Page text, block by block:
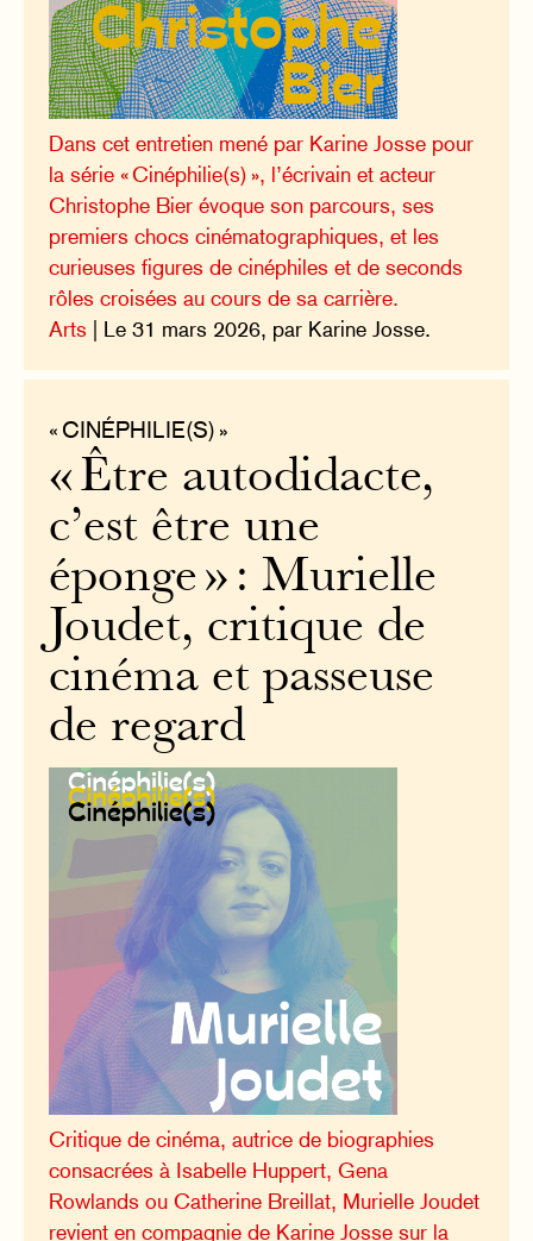
Dans cet entretien mené par Karine Josse pour
la série « Cinéphilie(s) », l’écrivain et acteur
Christophe Bier évoque son parcours, ses
premiers chocs cinématographiques, et les
curieuses figures de cinéphiles et de seconds
rôles croisées au cours de sa carrière.
Arts | Le 31 mars 2026, par Karine Josse.
« CINÉPHILIE(S) »
« Être autodidacte,
c’est être une
éponge » : Murielle
Joudet, critique de
cinéma et passeuse
de regard
Critique de cinéma, autrice de biographies
consacrées à Isabelle Huppert, Gena
Rowlands ou Catherine Breillat, Murielle Joudet
revient en compagnie de Karine Josse sur la